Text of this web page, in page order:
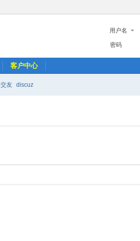
用户名
密码
客户中心
交友 discuz